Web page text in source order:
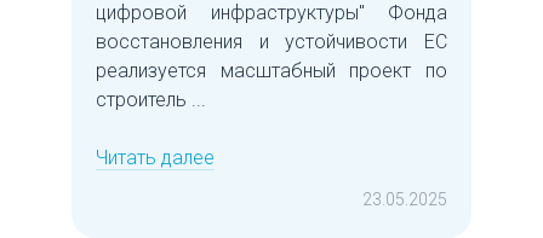
цифровой инфраструктуры" Фонда
восстановления и устойчивости ЕС
реализуется масштабный проект по
строитель ...
Читать далее
23.05.2025